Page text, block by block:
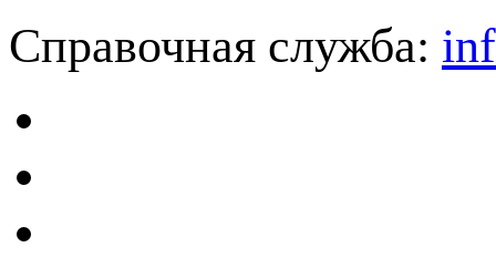
Справочная служба: